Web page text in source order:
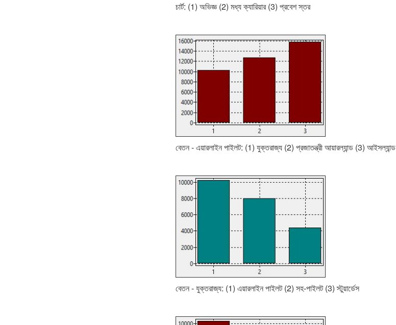
চার্ট: (1) অভিজ্ঞ (2) মধ্য ক্যারিয়ার (3) প্রবেশ স্তর
বেতন - এয়ারলাইন পাইলট: (1) যুক্তরাজ্য (2) প্রজাতন্ত্রী আয়ারল্যান্ড (3) আইসল্যান্ড
বেতন - যুক্তরাজ্য: (1) এয়ারলাইন পাইলট (2) সহ-পাইলট (3) স্টুয়ার্ডেস